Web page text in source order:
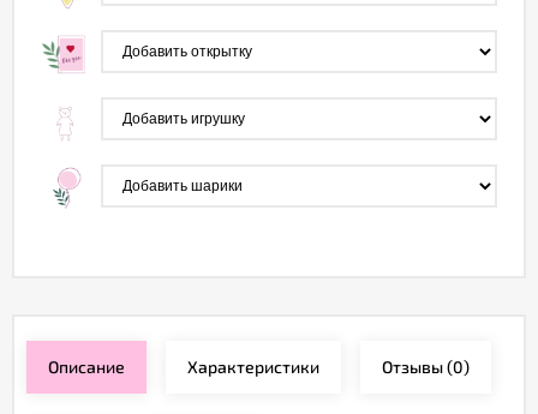
Описание Характеристики Отзывы(0)